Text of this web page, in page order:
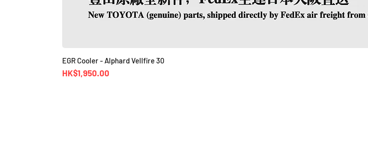
EGR Cooler - Alphard Vellfire 30
價格
HK$1,950.00